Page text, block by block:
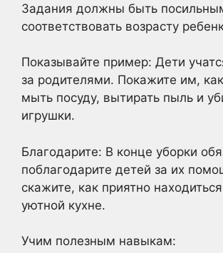
Задания должны быть
соответствовать возрасту
Показывайте пример: Дети
за родителями. Покажите им,
мыть посуду, вытирать пыль и
игрушки.
Благодарите: В конце уборки
поблагодарите детей за их
скажите, как приятно
уютной кухне.
Учим полезным навыкам: